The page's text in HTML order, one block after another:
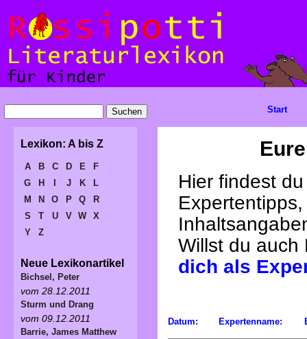
Hier findest
Willst du
dich als
Datum: Expertenname:
Start
Lexikon: A bis Z
A B C D E
F
G
H J K
L
M
N O P Q
R
S
T U V W
X
Y
Z
Neue Lexikonartikel
Bichsel, Peter
vom 28.12.2011
Sturm und Drang
vom 09.12.2011
Barrie, James Matthew